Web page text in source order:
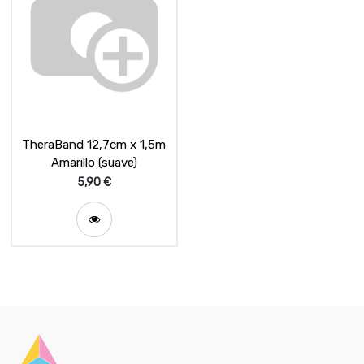
TheraBand 12,7cm x 1,5m
Amarillo (suave)
5,90€